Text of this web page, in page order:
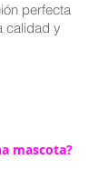
perfecta
calidad y
mascota?